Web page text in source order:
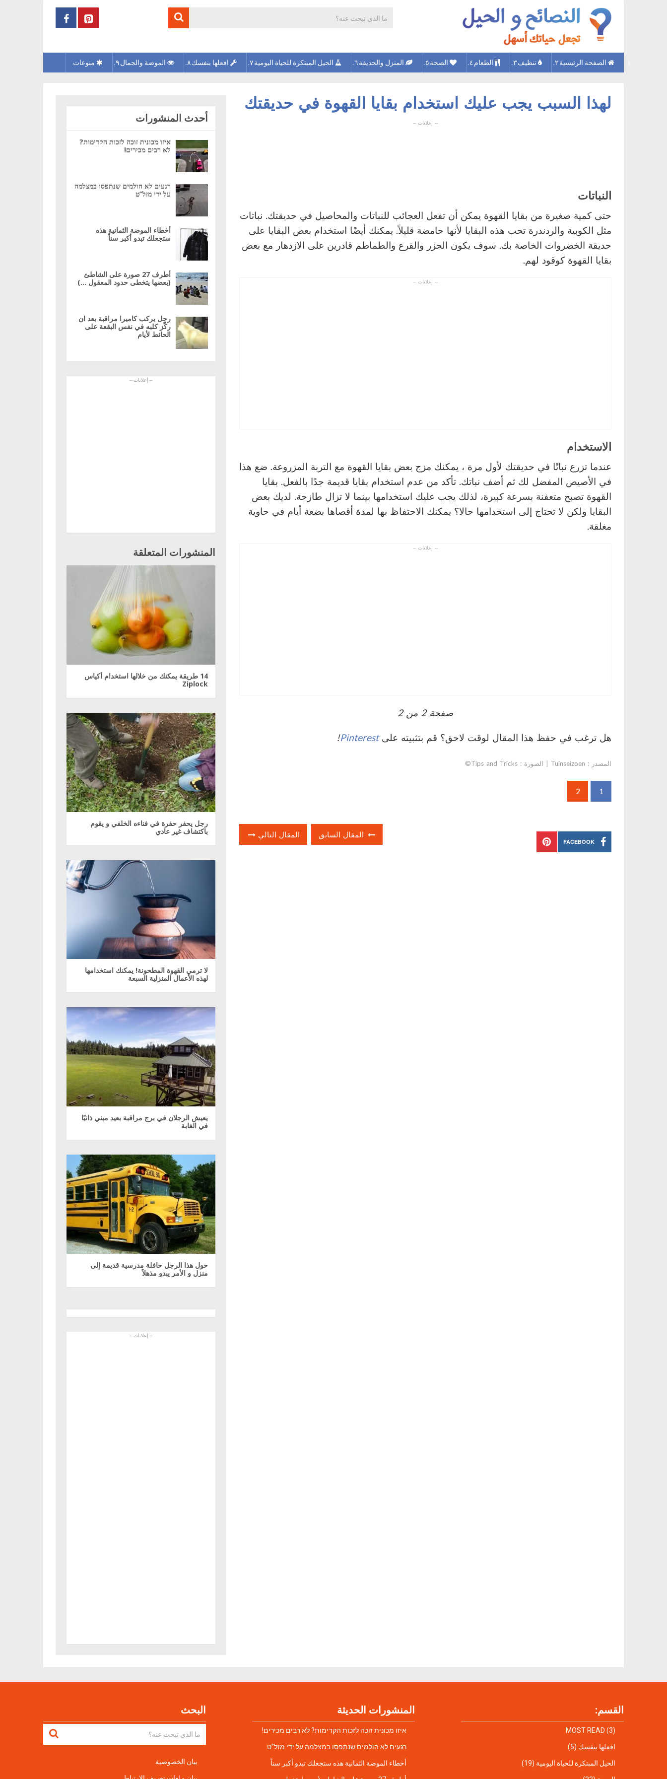
الصفحة الرئيسية تنظيف الطعام الصحة المنزل والحديقة الحيل المبتكرة للحياة اليومية افعلها بنفسك الموضة والجمال منوعات
لهذا السبب يجب عليك استخدام بقايا القهوة في حديقتك
النباتات
حتى كمية صغيرة من بقايا القهوة يمكن أن تفعل العجائب للنباتات والمحاصيل في حديقتك. نباتات
مثل الكوبية والردندرة تحب هذه البقايا لأنها حامضة قليلاً. يمكنك أيضًا استخدام بعض البقايا على
حديقة الخضروات الخاصة بك. سوف يكون الجزر والقرع والطماطم قادرين على الازدهار مع بعض
بقايا القهوة كوقود لهم.
الاستخدام
عندما تزرع نباتًا في حديقتك لأول مرة ، يمكنك مزج بعض بقايا القهوة مع التربة المزروعة. ضع هذا
في الأصيص المفضل لك ثم أضف نباتك. تأكد من عدم استخدام بقايا قديمة جدًا بالفعل. بقايا
القهوة تصبح متعفنة بسرعة كبيرة، لذلك يجب عليك استخدامها بينما لا تزال طازجة. لديك بعض
البقايا ولكن لا تحتاج إلى استخدامها حالا؟ يمكنك الاحتفاظ بها لمدة أقصاها بضعة أيام في حاوية
مغلقة.
صفحة 2 من 2
هل ترغب في حفظ هذا المقال لوقت لاحق؟ قم بتثبيته علىPinterest
!
المصدر : Tuinseizoen | الصورة : Tips and Tricks©
1
2
FACEBOOK
المقال السابق المقال التالي
أحدث المنشورات
איזו מכונית זוכה לזכות הקדימות?
לא רבים מכירים!
רגעים לא הולמים שנתפסו במצלמה
על ידי מזל”ט
أخطاء الموضة الثمانية هذه
ستجعلك تبدو أكبر سناً
أطرف 27 صورة على الشاطئ
(بعضها يتخطى حدود المعقول …)
رجل يركب كاميرا مراقبة بعد ان
ركّز كلبه في نفس البقعة على
الحائط لأيام
المنشورات المتعلقة
14 طريقة يمكنك من خلالها استخدام أكياس
Ziplock
رجل يحفر حفرة في فناءه الخلفي و يقوم
باكتشاف غير عادي
لا ترمي القهوة المطحونة! يمكنك استخدامها
لهذه الأعمال المنزلية السبعة
يعيش الرجلان في برج مراقبة بعيد مبني ذاتيًا
في الغابة
حول هذا الرجل حافلة مدرسية قديمة إلى
منزل و الأمر يبدو مذهلاً
القسم:
MOST READ (3)
افعلها بنفسك (5)
الحيل المبتكرة للحياة اليومية (19)
المنشورات الحديثة
איזו מכונית זוכה לזכות הקדימות? לא רבים מכירים!
רגעים לא הולמים שנתפסו במצלמה על ידי מזל”ט
أخطاء الموضة الثمانية هذه ستجعلك تبدو أكبر سناً
البحث
بيان الخصوصية